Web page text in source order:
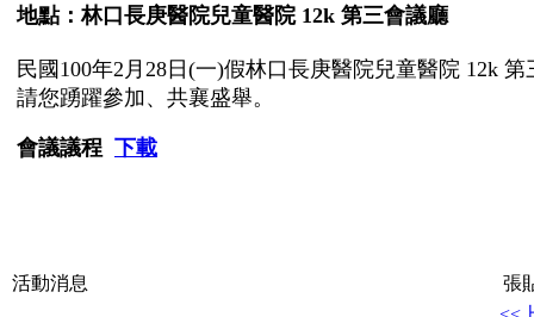
地點：林口長庚醫院兒童醫院 12k 第三會議廳
民國100年2月28日(一)假林口長庚醫院兒童醫院 12k
請您踴躍參加、共襄盛舉。
會議議程 下載
活動消息
張